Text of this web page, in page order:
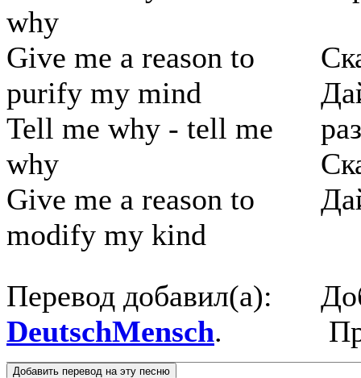
why
Give me a reason to
purify my mind
Tell me why - tell me
why
Give me a reason to
modify my kind
Перевод добавил(а):
DeutschMensch.